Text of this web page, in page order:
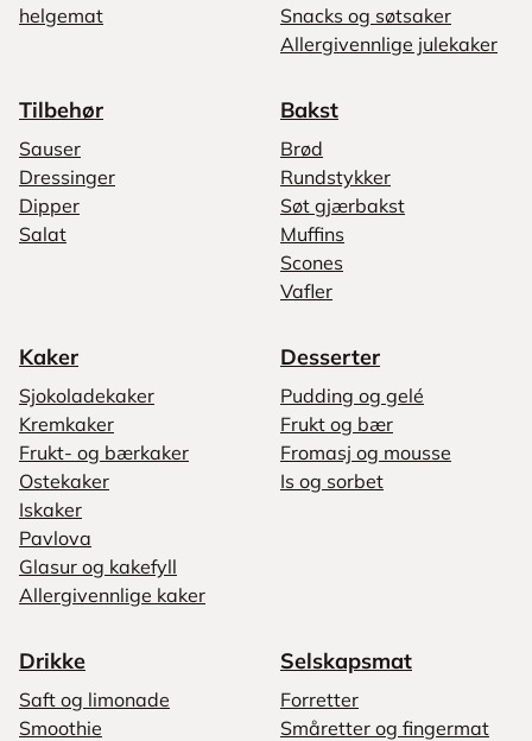
helgemat
Snacks og søtsaker
Allergivennlige julekaker
Tilbehør
Sauser
Dressinger
Dipper
Salat
Bakst
Brød
Rundstykker
Søt gjærbakst
Muffins
Scones
Vafler
Kaker
Sjokoladekaker
Kremkaker
Frukt- og bærkaker
Ostekaker
Iskaker
Pavlova
Glasur og kakefyll
Allergivennlige kaker
Desserter
Pudding og gelé
Frukt og bær
Fromasj og mousse
Is og sorbet
Drikke
Saft og limonade
Smoothie
Selskapsmat
Forretter
Småretter og fingermat